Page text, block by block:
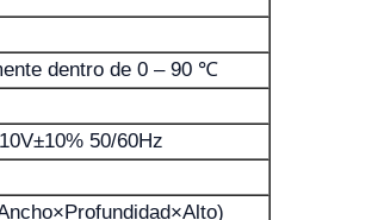
dentro de 0 – 90 ℃
50/60Hz